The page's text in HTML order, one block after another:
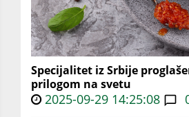
Specijalitet iz Srbije
prilogom na svetu
2025-09-29 14:25:08